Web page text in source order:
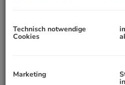
Technisch notwendige
Cookies
Marketing